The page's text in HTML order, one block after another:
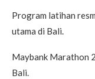
Program latihan
utama di Bali.
Maybank Marathon
Bali.